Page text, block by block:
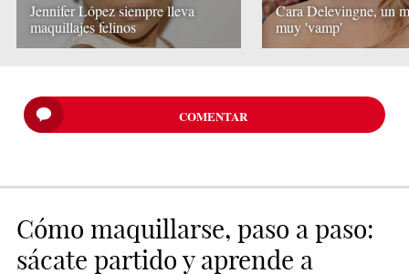
Jennifer López siempre lleva
maquillajes felinos
Cara Delevingne, un
muy 'vamp'
COMENTAR
Cómo maquillarse, paso a paso:
sácate partido y aprende a